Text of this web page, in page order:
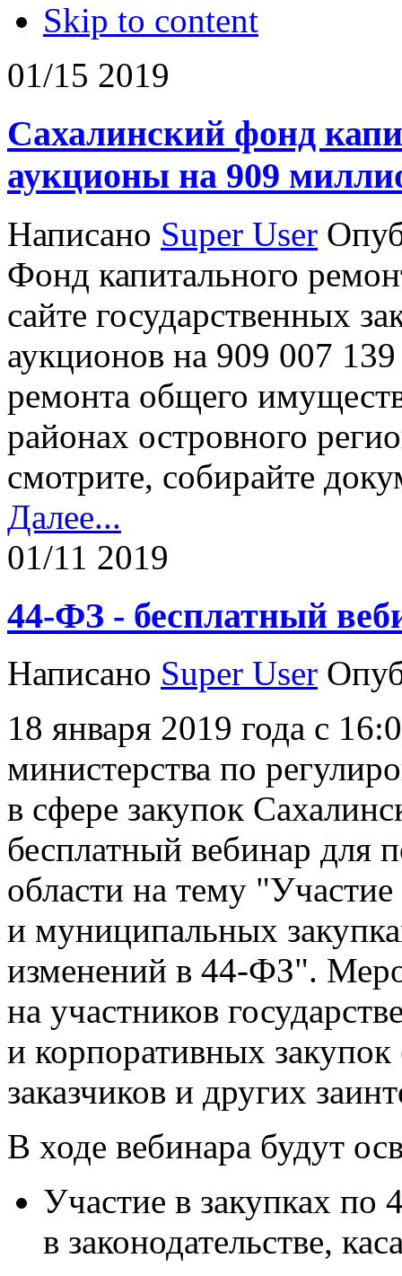
Skip to content
01/15 2019
Сахалинский фонд
аукционы на 909
Написано Super User
Фонд капитального
сайте государственных
аукционов на 909 007
ремонта общего
районах островного
смотрите, собирайте
Далее...
01/11 2019
44-ФЗ - бесплатный
Написано Super User
18 января 2019 года с
министерства по
в сфере закупок
бесплатный вебинар для
области на тему
и муниципальных
изменений в 44-ФЗ".
на участников
и корпоративных
заказчиков и других
В ходе вебинара будут
Участие в закупках по
в законодательстве,